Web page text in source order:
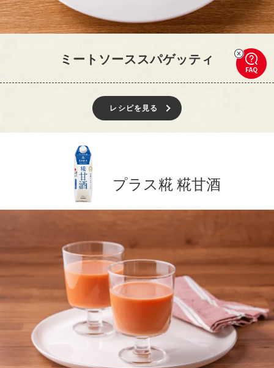
ミートソーススパゲッティ
レシピを見る
プラス糀 糀甘酒
FAQ